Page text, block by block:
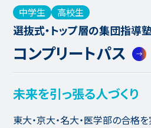
中学生 高校生
選抜式・トップ層の集団指導
コンプリートパス
未来を引っ張る人づくり
東大・京大・名大・医学部の合格